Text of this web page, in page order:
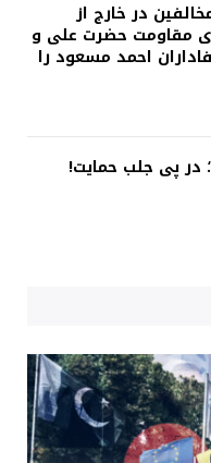
در خارج از
مقاومت حضرت علی و
احمد مسعود را
در پی جلب حمایت!